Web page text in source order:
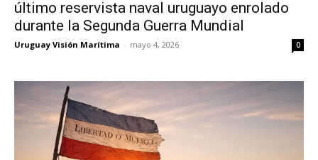
último reservista naval uruguayo enrolado
durante la Segunda Guerra Mundial
Uruguay Visión Marítima - mayo 4, 2026 0